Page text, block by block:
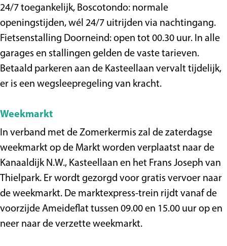
24/7 toegankelijk, Boscotondo: normale
openingstijden, wél 24/7 uitrijden via nachtingang.
Fietsenstalling Doorneind: open tot 00.30 uur. In alle
garages en stallingen gelden de vaste tarieven.
Betaald parkeren aan de Kasteellaan vervalt tijdelijk,
er is een wegsleepregeling van kracht.
Weekmarkt
In verband met de Zomerkermis zal de zaterdagse
weekmarkt op de Markt worden verplaatst naar de
Kanaaldijk N.W., Kasteellaan en het Frans Joseph van
Thielpark. Er wordt gezorgd voor gratis vervoer naar
de weekmarkt. De marktexpress-trein rijdt vanaf de
voorzijde Ameideflat tussen 09.00 en 15.00 uur op en
neer naar de verzette weekmarkt.